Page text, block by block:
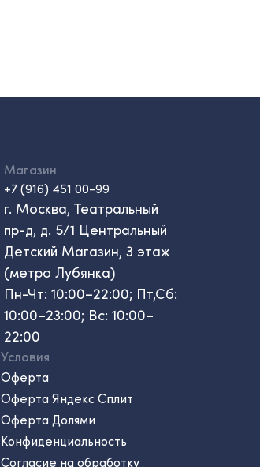
Магазин
+7 (916) 451 00-99
г. Москва, Театральный
пр-д, д. 5/1 Центральный
Детский Магазин, 3 этаж
(метро Лубянка)
Пн-Чт: 10:00–22:00; Пт,Сб:
10:00–23:00; Вс: 10:00–
22:00
Условия
Оферта
Оферта Яндекс Сплит
Оферта Долями
Конфиденциальность
Согласие на обработку